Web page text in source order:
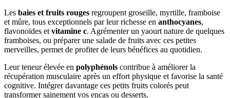
Les baies et fruits rouges regroupent groseille, myrtille, framboise
et mûre, tous exceptionnels par leur richesse en anthocyanes,
flavonoïdes et vitamine c. Agrémenter un yaourt nature de quelques
framboises, ou préparer une salade de fruits avec ces petites
merveilles, permet de profiter de leurs bénéfices au quotidien.
Leur teneur élevée en polyphénols contribue à améliorer la
récupération musculaire après un effort physique et favorise la santé
cognitive. Intégrer davantage ces petits fruits colorés peut
transformer sainement vos encas ou desserts.